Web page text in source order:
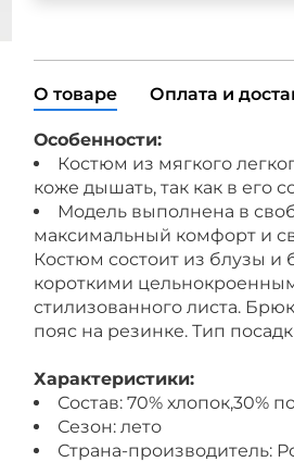
О товаре Оплата и
Особенности:
Костюм из мягкого
коже дышать, так как в его
Модель выполнена в
максимальный комфорт и
Костюм состоит из блузы
короткими
стилизованного листа.
пояс на резинке. Тип
Характеристики:
Состав: 70% хлопок,30%
Сезон: лето
Страна-производитель: